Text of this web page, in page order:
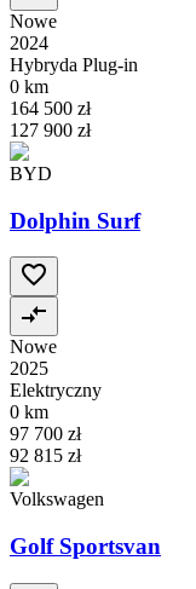
Nowe
2024
Hybryda Plug-in
0 km
164 500 zł
127 900 zł
BYD
Dolphin Surf
Nowe
2025
Elektryczny
0 km
97 700 zł
92 815 zł
Volkswagen
Golf Sportsvan